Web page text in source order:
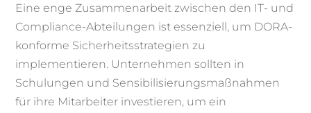
Eine enge Zusammenarbeit zwischen den IT- und
Compliance-Abteilungen ist essenziell, um DORA-
konforme Sicherheitsstrategien zu
implementieren. Unternehmen sollten in
Schulungen und Sensibilisierungsmaßnahmen
für ihre Mitarbeiter investieren, um ein